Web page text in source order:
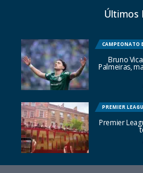
Últimos
CAMPEONATO
Bruno
Palmeiras,
PREMIER
Premier